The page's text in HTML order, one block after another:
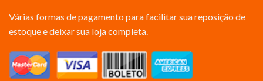
Várias formas de pagamento para facilitar sua reposição de
estoque e deixar sua loja completa.